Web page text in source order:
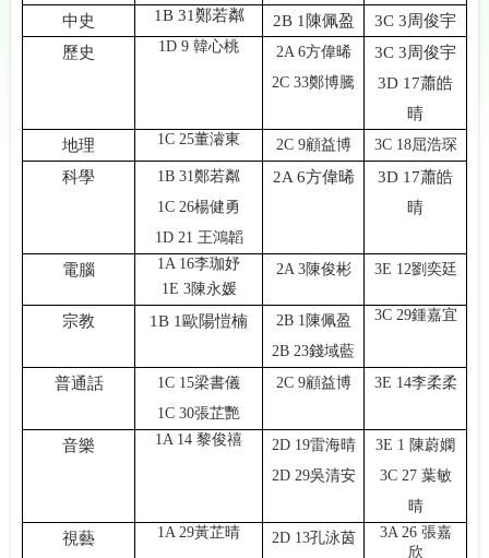
中史 1B 31鄭若粼 2B 1陳佩盈
3C 3周俊宇
歷史
1D 9 韓心桃
2A 6方偉晞
2C 33鄭博騰
3C 3周俊宇
3D 17蕭皓
晴
地理
1C 25董濬東 2C 9顧益博 3C 18屈浩琛
科學
1B 31鄭若粼
1C 26楊健勇
1D 21 王鴻韜
2A 6方偉晞
3D 17蕭皓
晴
電腦
1A 16李珈妤
1E 3陳永媛
2A 3陳俊彬 3E 12劉奕廷
宗教 1B 1歐陽愷楠
2B 1陳佩盈
2B 23錢域藍
3C 29鍾嘉宜
普通話
1C 15梁書儀
1C 30張芷艷
2C 9顧益博 3E 14李柔柔
音樂 1A 14 黎俊禧
2D 19雷海晴
2D 29吳清安
3E 1 陳蔚嫻
3C 27 葉敏
晴
視藝 1A 29黃芷晴 2D 13孔泳茵
3A 26 張嘉
欣